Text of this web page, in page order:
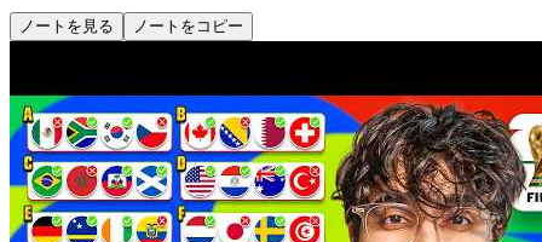
ノートを見る ノートをコピー